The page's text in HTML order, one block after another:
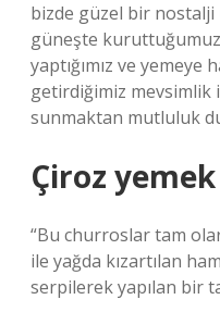
bizde güzel bir nostalji
güneşte
yaptığımız ve yemeye
getirdiğimiz mevsimlik
sunmaktan mutluluk
Çiroz
“Bu churroslar tam
ile yağda kızartılan
serpilerek yapılan bir